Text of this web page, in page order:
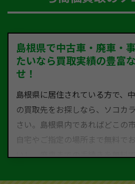
島根県で中古車・廃車・
たいなら買取実績の豊富
せ！
島根県に居住されている方で、
の買取先をお探しなら、ソコカ
さい。島根県内であればどこの
自宅やご指定の場所まで無料で
いし、廃車までの手続きを無料